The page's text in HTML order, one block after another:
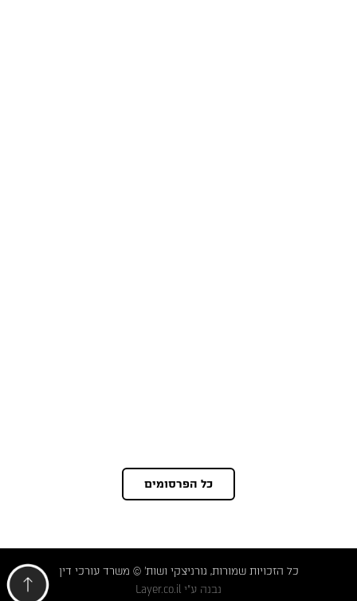
כל הפרסומים
כל הזכויות שמורות, גורניצקי ושות' © משרד עורכי דין
נבנה ע"י Layer.co.il